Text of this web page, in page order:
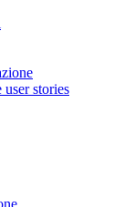
stories